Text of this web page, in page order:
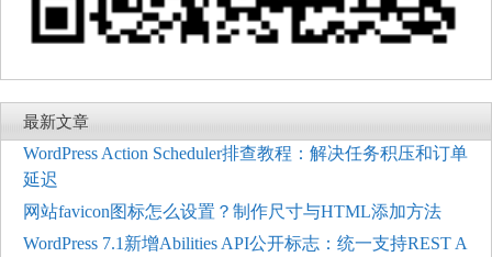
最新文章
WordPress Action Scheduler排查教程：解决任务积压和订单
延迟
网站favicon图标怎么设置？制作尺寸与HTML添加方法
WordPress 7.1新增Abilities API公开标志：统一支持REST A